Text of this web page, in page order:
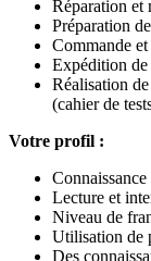
Réparation et
Préparation
Commande
Expédition de
Réalisation
(cahier de
Votre profil :
Lecture et
Niveau de
Utilisation de
Des